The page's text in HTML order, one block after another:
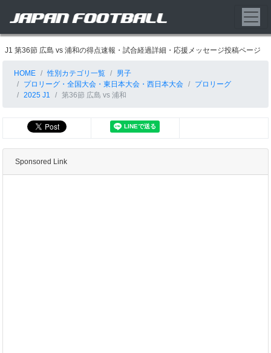
J1 第36節 広島 vs 浦和の得点速報・試合経過詳細・応援メッセージ投稿ページ
HOME 性別カテゴリ一覧
男子
プロリーグ・全国大会・東日本大会・西日本大会
プロリーグ
2025 J1
第36節 広島 vs 浦和
Sponsored Link